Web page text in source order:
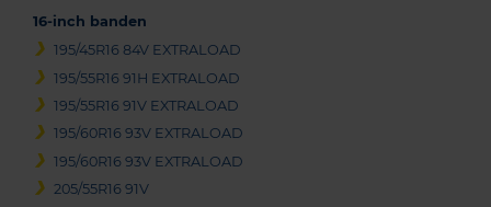
16-inch banden
195/45R16 84V EXTRALOAD
195/55R16 91H EXTRALOAD
195/55R16 91V EXTRALOAD
195/60R16 93V EXTRALOAD
195/60R16 93V EXTRALOAD
205/55R16 91V